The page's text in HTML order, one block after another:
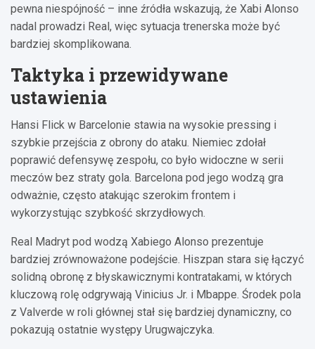
pewna niespójność – inne źródła wskazują, że Xabi Alonso
nadal prowadzi Real, więc sytuacja trenerska może być
bardziej skomplikowana.
Taktyka i przewidywane
ustawienia
Hansi Flick w Barcelonie stawia na wysokie pressing i
szybkie przejścia z obrony do ataku. Niemiec zdołał
poprawić defensywę zespołu, co było widoczne w serii
meczów bez straty gola. Barcelona pod jego wodzą gra
odważnie, często atakując szerokim frontem i
wykorzystując szybkość skrzydłowych.
Real Madryt pod wodzą Xabiego Alonso prezentuje
bardziej zrównoważone podejście. Hiszpan stara się łączyć
solidną obronę z błyskawicznymi kontratakami, w których
kluczową rolę odgrywają Vinicius Jr. i Mbappe. Środek pola
z Valverde w roli głównej stał się bardziej dynamiczny, co
pokazują ostatnie występy Urugwajczyka.